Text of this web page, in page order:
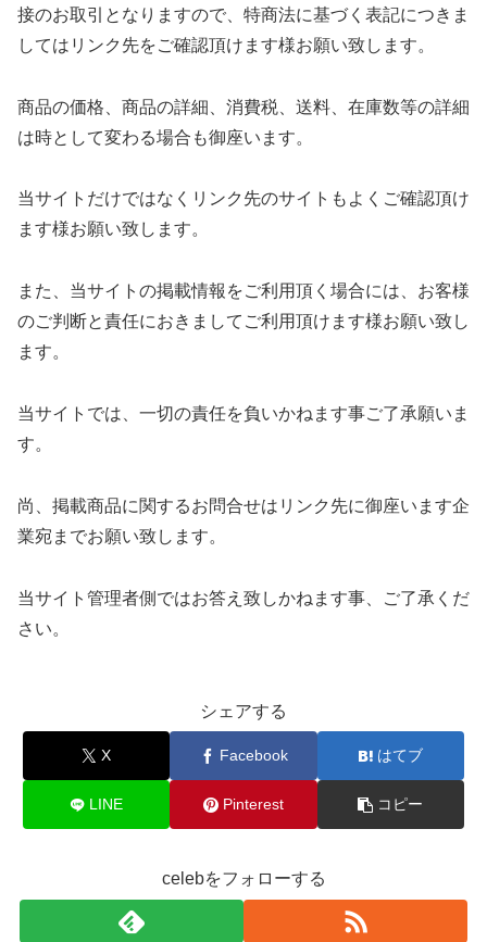
接のお取引となりますので、特商法に基づく表記につきま
してはリンク先をご確認頂けます様お願い致します。
商品の価格、商品の詳細、消費税、送料、在庫数等の詳細
は時として変わる場合も御座います。
当サイトだけではなくリンク先のサイトもよくご確認頂け
ます様お願い致します。
また、当サイトの掲載情報をご利用頂く場合には、お客様
のご判断と責任におきましてご利用頂けます様お願い致し
ます。
当サイトでは、一切の責任を負いかねます事ご了承願いま
す。
尚、掲載商品に関するお問合せはリンク先に御座います企
業宛までお願い致します。
当サイト管理者側ではお答え致しかねます事、ご了承くだ
さい。
シェアする
X Facebook はてブ
LINE Pinterest コピー
celebをフォローする